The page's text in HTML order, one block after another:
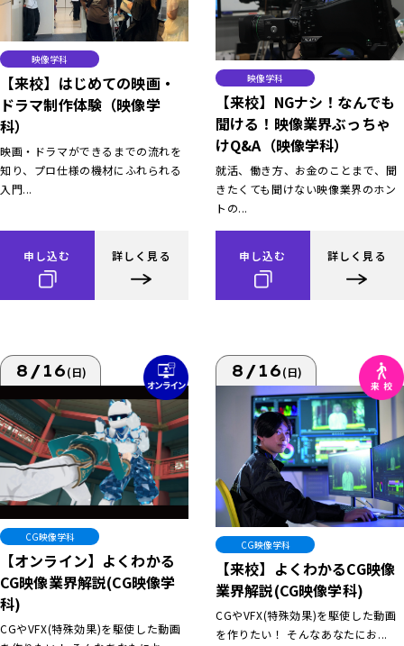
映像学科
【来校】はじめての映画・
ドラマ制作体験（映像学
科）
映画・ドラマができるまでの流れを
知り、プロ仕様の機材にふれられる
入門...
申し込む 詳しく見る
映像学科
【来校】NGナシ！なんでも
聞ける！映像業界ぶっちゃ
けQ&A（映像学科）
就活、働き方、お金のことまで、聞
きたくても聞けない映像業界のホン
トの...
申し込む 詳しく見る
8/16(日)
CG映像学科
【オンライン】よくわかる
CG映像業界解説(CG映像学
科)
CGやVFX(特殊効果)を駆使した動画
8/16(日)
CG映像学科
【来校】よくわかるCG映像
業界解説(CG映像学科)
CGやVFX(特殊効果)を駆使した動画
を作りたい！ そんなあなたにお...